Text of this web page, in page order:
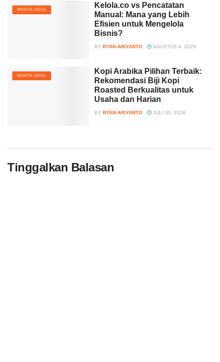
BERITA DESA
Kelola.co vs Pencatatan
Manual: Mana yang Lebih
Efisien untuk Mengelola
Bisnis?
BY RYAN ARIYANTO AGUSTUS 4, 2026
BERITA DESA
Kopi Arabika Pilihan Terbaik:
Rekomendasi Biji Kopi
Roasted Berkualitas untuk
Usaha dan Harian
BY RYAN ARIYANTO JULI 30, 2026
Tinggalkan Balasan